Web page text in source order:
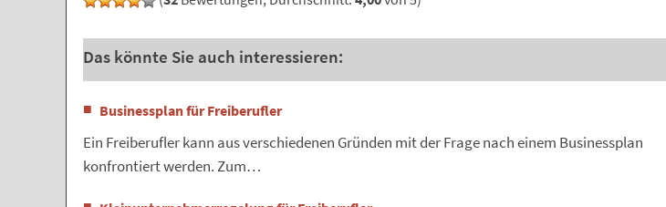
Das könnte Sie auch interessieren:
Businessplan für Freiberufler
Ein Freiberufler kann aus verschiedenen Gründen mit der Frage nach einem Businessplan
konfrontiert werden. Zum…